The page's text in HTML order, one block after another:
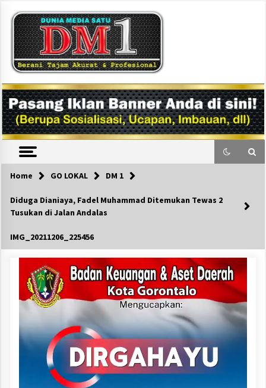
content
DM1
Home GO LOKAL DM 1
Diduga Dianiaya, Fadel Muhammad Ditemukan Tewas 2
Tusukan di Jalan Andalas
IMG_20211206_225456